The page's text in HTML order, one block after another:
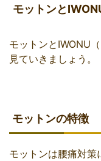
モットンと
モットンとIWONU
見ていきましょう。
モットンの特徴
モットンは腰痛対